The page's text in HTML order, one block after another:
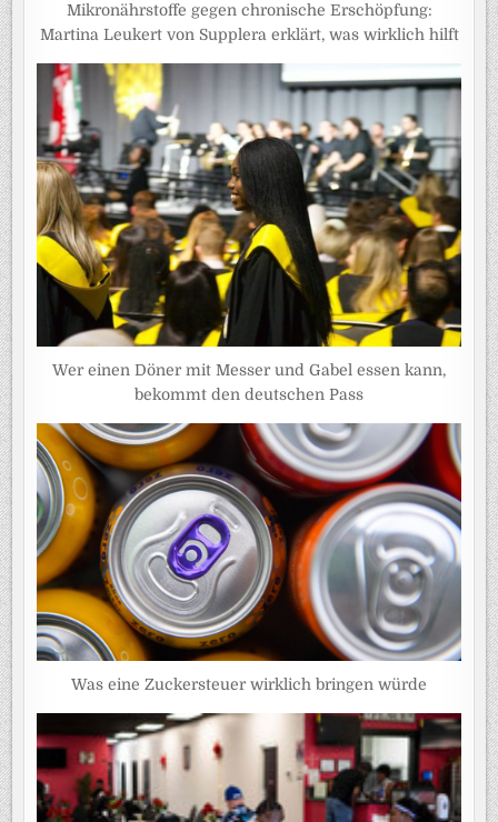
Mikronährstoffe gegen chronische Erschöpfung:
Martina Leukert von Supplera erklärt, was wirklich hilft
Wer einen Döner mit Messer und Gabel essen kann,
bekommt den deutschen Pass
Was eine Zuckersteuer wirklich bringen würde